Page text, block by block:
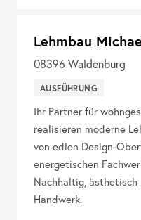
Lehmbau
08396 Waldenburg
AUSFÜHRUNG
Ihr Partner für
realisieren moderne
von edlen Design-
energetischen
Nachhaltig,
Handwerk.